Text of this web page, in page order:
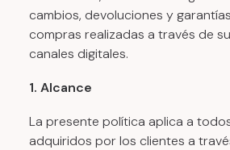
cambios, devoluciones y
compras realizadas a través de
canales digitales.
1. Alcance
La presente política aplica a
adquiridos por los clientes a